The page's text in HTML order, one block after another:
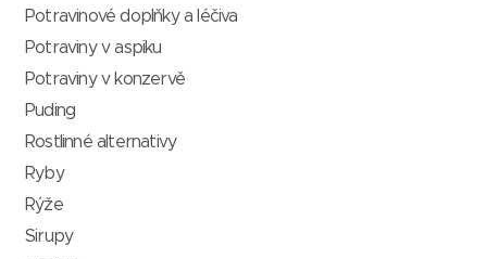
Potravinové doplňky a léčiva
Potraviny v aspiku
Potraviny v konzervě
Puding
Rostlinné alternativy
Ryby
Rýže
Sirupy